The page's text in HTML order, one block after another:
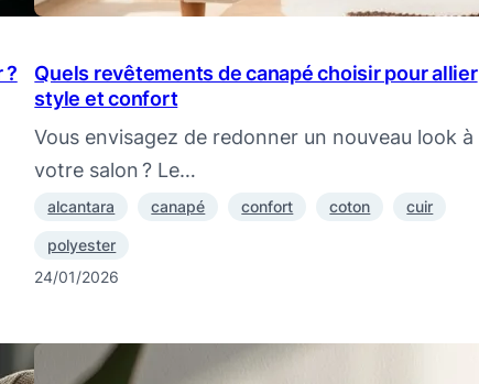
?
Quels revêtements de canapé choisir pour allier
style et confort
Vous envisagez de redonner un nouveau look à
votre salon ? Le…
alcantara canapé confort coton cuir
polyester
24/01/2026